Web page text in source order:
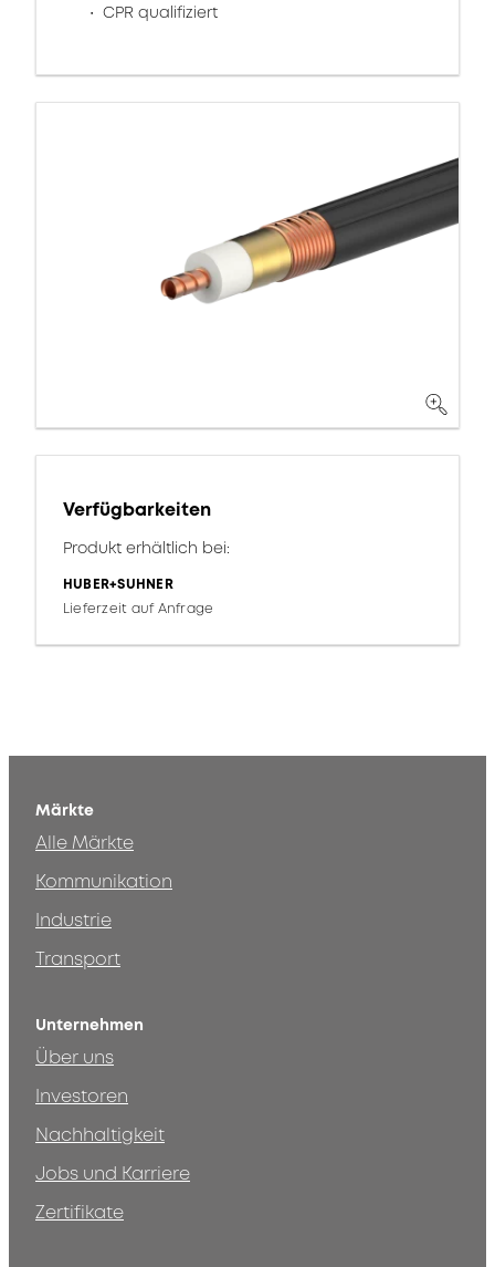
CPR qualifiziert
Verfügbarkeiten
Produkt erhältlich bei:
HUBER+SUHNER
Lieferzeit auf Anfrage
Märkte
Alle Märkte
Kommunikation
Industrie
Transport
Unternehmen
Über uns
Investoren
Nachhaltigkeit
Jobs und Karriere
Zertifikate